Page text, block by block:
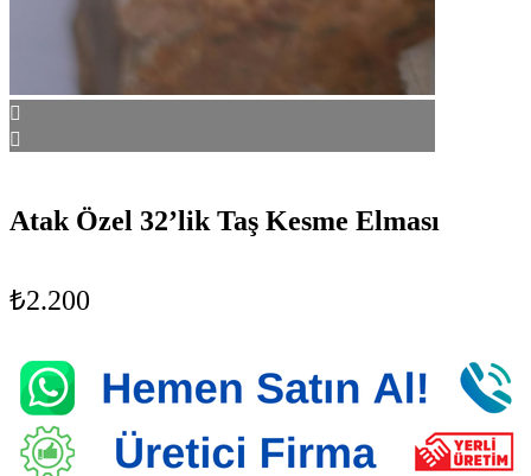
Atak Özel 32’lik Taş Kesme Elması
₺2.200